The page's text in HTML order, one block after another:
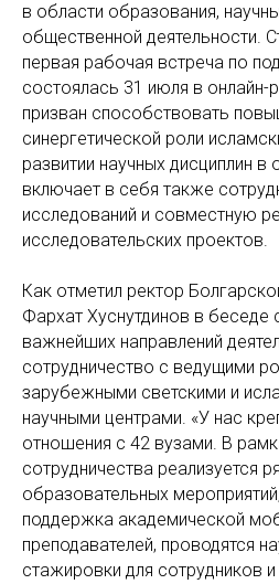
в области образования,
общественной деятельности.
первая рабочая встреча по
состоялась 31 июля в
призван способствовать
синергетической роли
развитии научных дисциплин в
включает в себя также
исследований и совместную
исследовательских проектов.
Как отметил ректор
Фархат Хуснутдинов в беседе
важнейших направлений
сотрудничество с ведущими
зарубежными светскими и
научными центрами. «У нас
отношения с 42 вузами. В
сотрудничества реализуется
образовательных
поддержка академической
преподавателей, проводятся
стажировки для сотрудников